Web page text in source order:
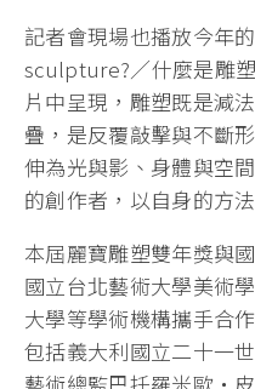
記者會現場也播放今年
sculpture?／什麼是雕
片中呈現，雕塑既是減
疊，是反覆敲擊與不斷
伸為光與影、身體與空
的創作者，以自身的方
本屆麗寶雕塑雙年獎與
國立台北藝術大學美術
大學等學術機構攜手合
包括義大利國立二十一